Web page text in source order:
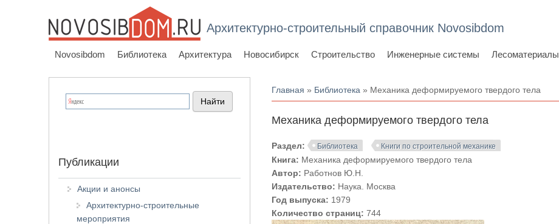
Архитектурно-строительный справочник Novosibdom
Novosibdom Библиотека Архитектура Новосибирск Строительство Инженерные системы Лесоматериалы
Вы здесь
Главная » Библиотека » Механика деформируемого твердого тела
Механика деформируемого твердого тела
Раздел: Библиотека Книги по строительной механике
Книга: Механика деформируемого твердого тела
Автор: Работнов Ю.Н.
Издательство: Наука. Москва
Год выпуска: 1979
Количество страниц:744
Публикации
Акции и анонсы
Архитектурно-строительные
мероприятия